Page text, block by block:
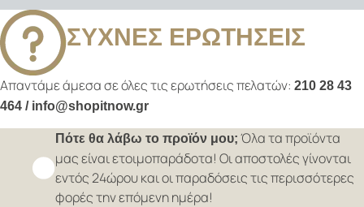
ΣΥΧΝΕΣ ΕΡΩΤΗΣΕΙΣ
Απαντάμε άμεσα σε όλες τις ερωτήσεις πελατών: 210 28 43
464 / info@shopitnow.gr
Πότε θα λάβω το προϊόν μου; Όλα τα προϊόντα
μας είναι ετοιμοπαράδοτα! Οι αποστολές γίνονται
εντός 24ώρου και οι παραδόσεις τις περισσότερες
φορές την επόμενη ημέρα!